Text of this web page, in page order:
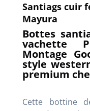
Santiags cuir
Mayura
Bottes
vachette
Montage
style
premium
Cette bottine